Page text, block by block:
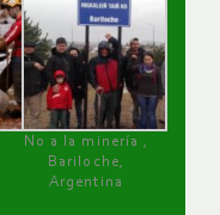
No a la minería ,
Bariloche,
Argentina